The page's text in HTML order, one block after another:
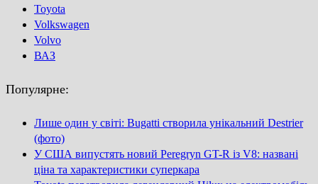
Toyota
Volkswagen
Volvo
ВАЗ
Популярне:
Лише один у світі: Bugatti створила унікальний Destrier
(фото)
У США випустять новий Peregryn GT-R із V8: названі
ціна та характеристики суперкара